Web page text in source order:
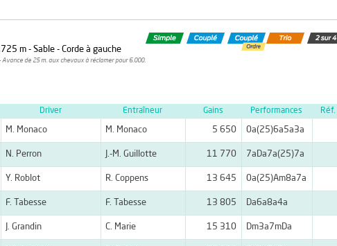
m - Sable - Corde à gauche
de 25 m. aux chevaux à réclamer pour 6.000.
Driver Entraîneur Gains Performances Réf.
M. Monaco M. Monaco 5 650 0a(25)6a5a3a
N. Perron J.-M. Guillotte 11 770 7aDa7a(25)7a
Y. Roblot R. Coppens 13 645 0a(25)Am8a7a
F. Tabesse F. Tabesse 13 805 Da6a8a4a
J. Grandin C. Marie 15 310 Dm3a7mDa